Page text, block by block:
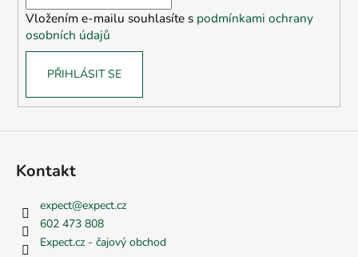
Vložením e-mailu souhlasíte s podmínkami ochrany
osobních údajů
PŘIHLÁSIT SE
Kontakt
expect@expect.cz
602 473 808
Expect.cz - čajový obchod